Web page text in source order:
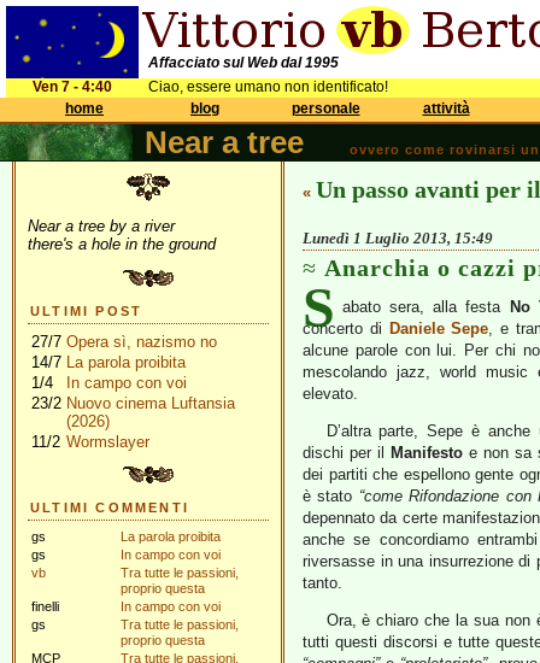
Affacciato sul Web dal 1995
Ven 7 - 4:40
Ciao, essere umano non identificato!
home
blog personale attività
Near a tree ovvero come rovinarsi
Near a tree by a river
there's a hole in the ground
ULTIMI POST
27/7 Opera sì, nazismo no
14/7 La parola proibita
1/4
In campo con voi
23/2 Nuovo cinema Luftansia
(2026)
11/2 Wormslayer
ULTIMI COMMENTI
gs
La parola proibita
gs
In campo con voi
vb
Tra tutte le passioni,
proprio questa
finelli
In campo con voi
gs
Tra tutte le passioni,
proprio questa
MCP
Tra tutte le passioni,
« Un passo avanti per
Lunedì 1 Luglio 2013, 15:49
Anarchia o cazzi
S abato sera, alla festa No
concerto di Daniele Sepe, e
alcune parole con lui. Per chi
mescolando jazz, world
elevato.
D’altra parte, Sepe è
dischi per il
Manifestoe non sa
dei partiti che espellono gente
è stato “come Rifondazione con
depennato da certe
anche se concordiamo
riversasse in una insurrezione
tanto.
Ora, è chiaro che la sua non
tutti questi discorsi e tutte